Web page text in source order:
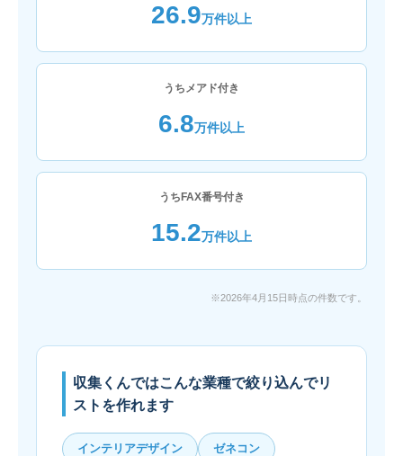
26.9万件以上
うちメアド付き
6.8万件以上
うちFAX番号付き
15.2万件以上
※2026年4月15日時点の件数です。
収集くんではこんな業種で絞り込んでリ
ストを作れます
インテリアデザイン ゼネコン